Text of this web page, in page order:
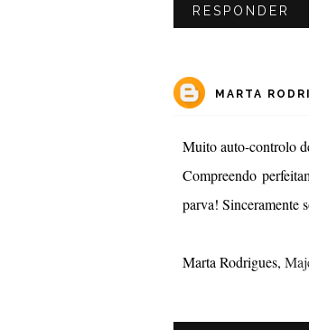
RESPONDER
MARTA
Muito auto-controlo
Compreendo
parva! Sinceramente
Marta Rodrigues,